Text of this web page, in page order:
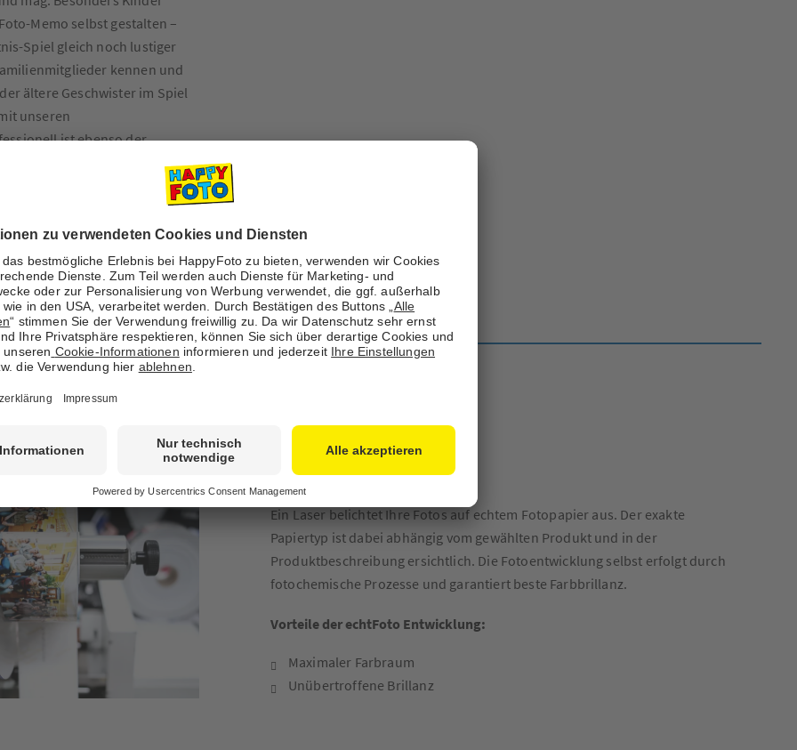
Memo selbst gestalten –
Spiel gleich noch lustiger
kennen und
ältere Geschwister im Spiel
unseren
ist ebenso der
Preisliste
Entwicklung für Ihr Fotogeschenk
Entwicklung auf echtem Fotopapier
echtFoto Entwicklung
Ein Laser belichtet Ihre Fotos auf echtem Fotopapier aus. Der exakte
Papiertyp ist dabei abhängig vom gewählten Produkt und in der
Produktbeschreibung ersichtlich. Die Fotoentwicklung selbst erfolgt durch
fotochemische Prozesse und garantiert beste Farbbrillanz.
Vorteile der echtFoto Entwicklung:
Maximaler Farbraum
Unübertroffene Brillanz